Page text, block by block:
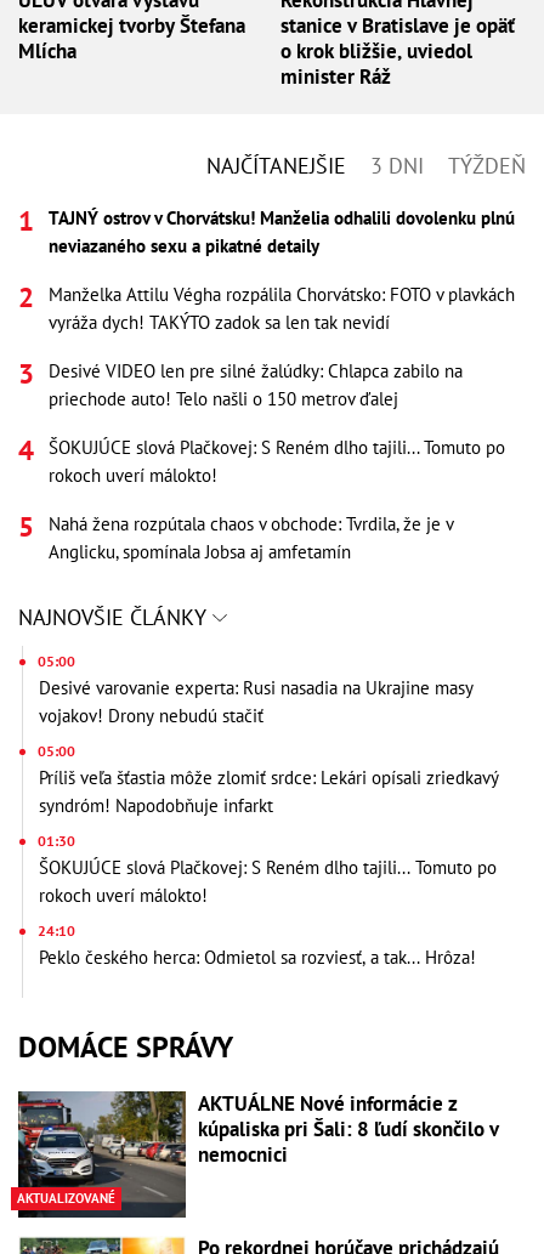
keramickej tvorby Štefana
Mlícha
stanice v Bratislave je opäť
o krok bližšie, uviedol
minister Ráž
NAJČÍTANEJŠIE 3 DNI TÝŽDEŇ
TAJNÝ ostrov v Chorvátsku! Manželia odhalili dovolenku plnú
neviazaného sexu a pikatné detaily
Manželka Attilu Végha rozpálila Chorvátsko: FOTO v plavkách
vyráža dych! TAKÝTO zadok sa len tak nevidí
Desivé VIDEO len pre silné žalúdky: Chlapca zabilo na
priechode auto! Telo našli o 150 metrov ďalej
ŠOKUJÚCE slová Plačkovej: S Reném dlho tajili... Tomuto po
rokoch uverí málokto!
Nahá žena rozpútala chaos v obchode: Tvrdila, že je v
Anglicku, spomínala Jobsa aj amfetamín
NAJNOVŠIE ČLÁNKY
05:00
Desivé varovanie experta: Rusi nasadia na Ukrajine masy
vojakov! Drony nebudú stačiť
05:00
Príliš veľa šťastia môže zlomiť srdce: Lekári opísali zriedkavý
syndróm! Napodobňuje infarkt
01:30
ŠOKUJÚCE slová Plačkovej: S Reném dlho tajili... Tomuto po
rokoch uverí málokto!
24:10
Peklo českého herca: Odmietol sa rozviesť, a tak... Hrôza!
DOMÁCE SPRÁVY
AKTUALIZOVANÉ
AKTUÁLNE Nové informácie z
kúpaliska pri Šali: 8 ľudí skončilo v
nemocnici
Po rekordnej horúčave prichádzajú